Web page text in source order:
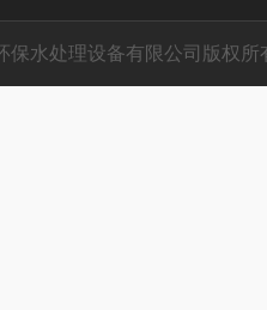
保水处理设备有限公司版权所